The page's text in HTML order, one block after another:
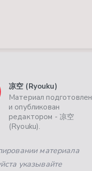
凉空 (Ryouku)
Материал подготовлен
и опубликован
редактором - 凉空
(Ryouku).
материала
указывайте